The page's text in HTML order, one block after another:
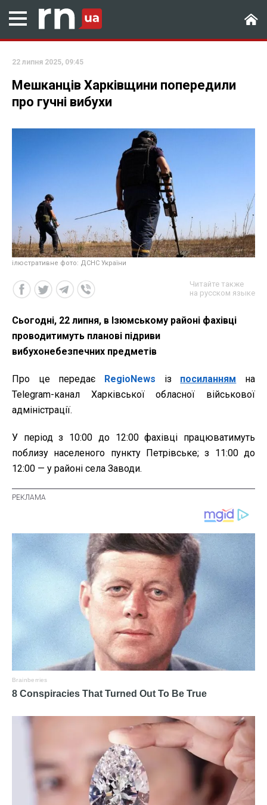
22 липня 2025, 09:45
Мешканців Харківщини попередили
про гучні вибухи
ілюстративне фото: ДСНС України
Читайте также
на русском языке
Сьогодні, 22 липня, в Ізюмському районі фахівці
проводитимуть планові підриви
вибухонебезпечних предметів
Про це передає RegioNews із посиланням на
Telegram-канал Харківської обласної військової
адміністрації.
У період з 10:00 до 12:00 фахівці працюватимуть
поблизу населеного пункту Петрівське; з 11:00 до
12:00 — у районі села Заводи.